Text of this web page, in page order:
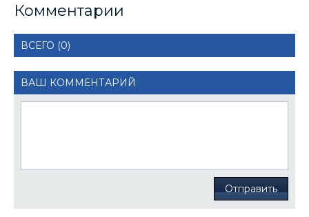
Комментарии
ВСЕГО (0)
ВАШ КОММЕНТАРИЙ
Отправить